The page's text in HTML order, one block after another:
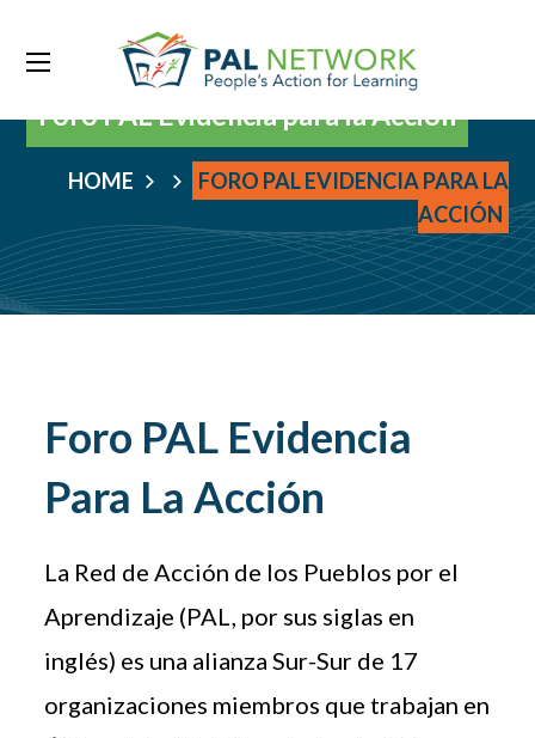
Foro PAL Evidencia para la Acción
HOME
FORO PAL EVIDENCIA PARA LA
ACCIÓN
Foro PAL Evidencia
Para La Acción
La Red de Acción de los Pueblos por el
Aprendizaje (PAL, por sus siglas en
inglés) es una alianza Sur-Sur de 17
organizaciones miembros que trabajan en